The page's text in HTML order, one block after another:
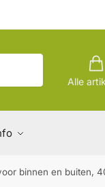
Alle
binnen en buiten,